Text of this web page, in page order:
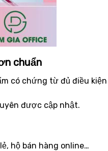
chuẩn
có chứng từ đủ điều kiện
được cập nhật.
hộ bán hàng online…